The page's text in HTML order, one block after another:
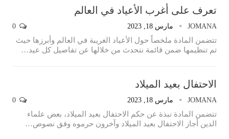
تعرف على أغرب الأعياد في العالم
JOMANA مارس 18, 2023
تتضمن المادة ملخصاً حول الأعياد الغريبة في العالم وأبرزها حيث
تم تنظيمها ضمن قائمة نتحدث من خلالها عن تفاصيل كل عيد…
الاحتفال بعيد الميلاد
JOMANA مارس 18, 2023
تتضمن المادة نبذة عن حكم الاحتفال بعيد الميلاد، بعض علماء
الدين أجاز الاحتفال بعيد الميلاد وآخرون حرموه وفق نصوص…